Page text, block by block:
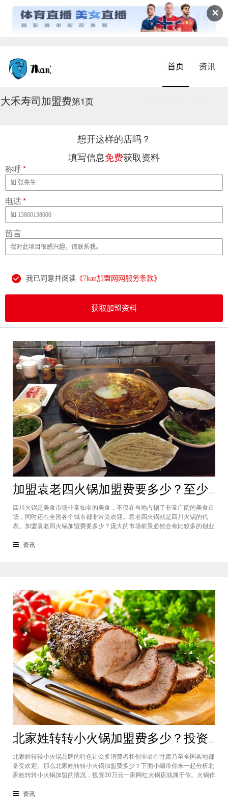
✕
首页 资讯
大禾寿司加盟费第1页
想开这样的店吗？
填写信息免费获取资料
称呼*
电话*
留言
我已同意并阅读 《7kan加盟网网服务条款》
获取加盟资料
加盟袁老四火锅加盟费要多少？至少50万资金你准备好了吗？
四川火锅是美食市场非常知名的美食，不仅在当地占据了非常广阔的美食市
场，同时还在全国各个城市都非常受欢迎。袁老四火锅就是四川火锅的代
表。加盟袁老四火锅加盟费要多少？庞大的市场前景必然会有比较多的创业
城市都有着不一样的加盟费标准，袁老四火锅加盟至少要有50万资金你准备
资讯
北家姓转转小火锅加盟费多少？投资30万一家网红火锅店就属于你
北家姓转转小火锅品牌的特色让众多消费者和创业者在甘肃乃至全国各地都
备受欢迎。那么北家姓转转小火锅加盟费多少？下面小编带你来一起分析北
家姓转转小火锅加盟的情况，投资30万元一家网红火锅店就属于你。火锅作
态存在着。北家姓转转小火锅凭借自己的产品和装修在美食市场当中受到越
资讯